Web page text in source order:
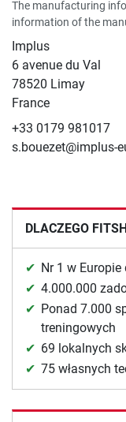
The manufacturing
information of the
Implus
6 avenue du Val
78520 Limay
France
+33 0179 981017
s.bouezet@implus-
DLACZEGO
Nr 1 w
4.000.000
Ponad 7.000
treningowych
69 lokalnych
75 własnych